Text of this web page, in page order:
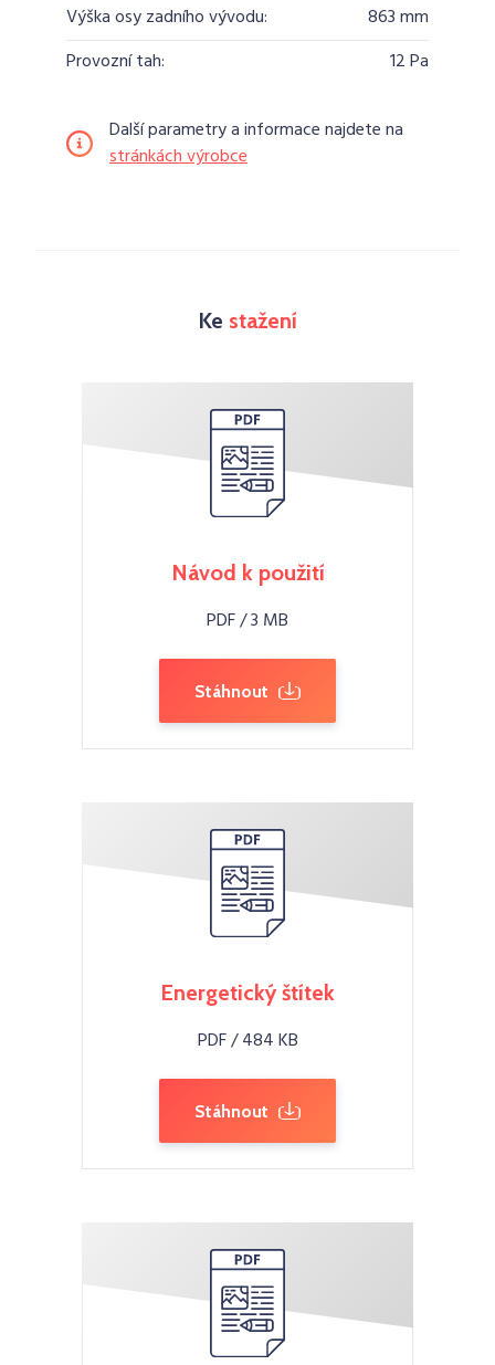
Výška osy zadního vývodu:
863 mm
Provozní tah:
12 Pa
Další parametry a informace najdete na
stránkách výrobce
Ke stažení
Návod k použití
PDF / 3 MB
Stáhnout
Energetický štítek
PDF / 484 KB
Stáhnout